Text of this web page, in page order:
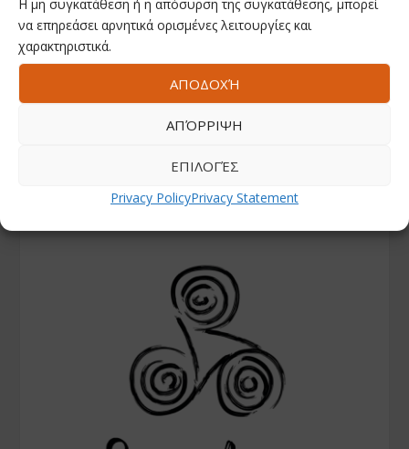
Η μη συγκατάθεση ή η απόσυρση της συγκατάθεσης, μπορεί
να επηρεάσει αρνητικά ορισμένες λειτουργίες και
χαρακτηριστικά.
ΑΠΟΔΟΧΉ
ΑΠΌΡΡΙΨΗ
ΕΠΙΛΟΓΈΣ
Privacy PolicyPrivacy Statement